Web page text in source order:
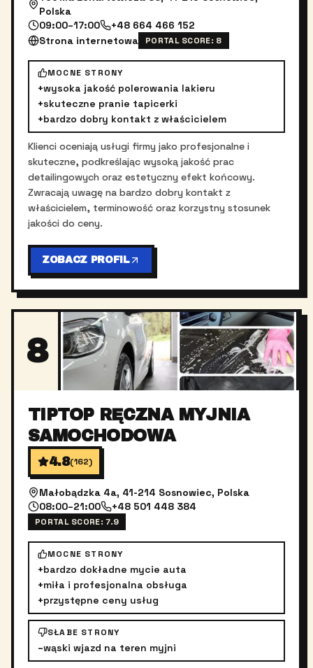
Polska
09:00–17:00
+48 664 466 152
Strona internetowa
PORTAL SCORE: 8
MOCNE STRONY
+wysoka jakość polerowania lakieru
+skuteczne pranie tapicerki
+bardzo dobry kontakt z właścicielem
Klienci oceniają usługi firmy jako profesjonalne i
skuteczne, podkreślając wysoką jakość prac
detailingowych oraz estetyczny efekt końcowy.
Zwracają uwagę na bardzo dobry kontakt z
właścicielem, terminowość oraz korzystny stosunek
jakości do ceny.
ZOBACZ PROFIL
8
TIPTOP RĘCZNA MYJNIA
SAMOCHODOWA
4.8(162)
Małobądzka 4a, 41-214 Sosnowiec, Polska
08:00–21:00
+48 501 448 384
PORTAL SCORE:7.9
MOCNE STRONY
+bardzo dokładne mycie auta
+miła i profesjonalna obsługa
+przystępne ceny usług
SŁABE STRONY
–wąski wjazd na teren myjni